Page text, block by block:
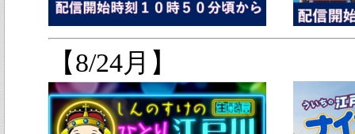
【8/24月】